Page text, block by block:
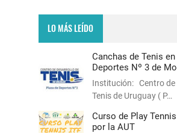
LO MÁS LEÍDO
Canchas de Tenis
Deportes Nº 3 de
Institución: Centro de
Tenis de Uruguay ( P…
Curso de Play
por la AUT